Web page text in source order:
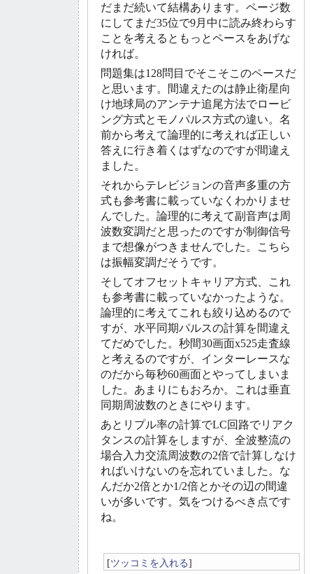
だまだ続いて結構あります。ページ数
にしてまだ35位で9月中に読み終わらす
ことを考えるともっとペースをあげな
ければ。
問題集は128問目でそこそこのペースだ
と思います。間違えたのは静止衛星向
け地球局のアンテナ追尾方法でロービ
ング方式とモノパルス方式の違い。名
前から考えて論理的に考えれば正しい
答えに行き着くはずなのですが間違え
ました。
それからテレビジョンの音声多重の方
式も参考書に載っていなくわかりませ
んでした。論理的に考えて副音声は周
波数変調だと思ったのですが制御信号
まで想像がつきませんでした。こちら
は振幅変調だそうです。
そしてオフセットキャリア方式、これ
も参考書に載っていなかったような。
論理的に考えてこれも絞り込めるので
すが、水平同期パルスの計算を間違え
てだめでした。秒間30画面x525走査線
と考えるのですが、インターレースな
のだから毎秒60画面とやってしまいま
した。あまりにもおろか。これは垂直
同期周波数のときにやります。
あとリプル率の計算でLC回路でリアク
タンスの計算をしますが、全波整流の
場合入力交流周波数の2倍で計算しなけ
ればいけないのを忘れていました。な
んだか2倍とか1/2倍とかその辺の間違
いが多いです。気をつけるべき点です
ね。
[ツッコミを入れる]